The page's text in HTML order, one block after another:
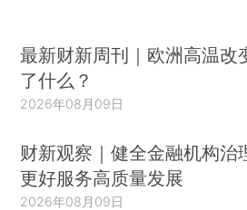
最新财新周刊｜欧洲高温改
了什么？
2026年08月09日
财新观察｜健全金融机构治
更好服务高质量发展
2026年08月09日